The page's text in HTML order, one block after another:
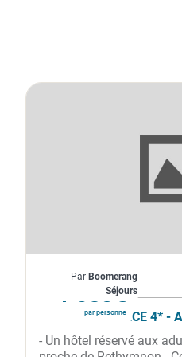
À partir de
1 083€
par personne
Par Boomerang
Séjours
Grèce
IMPERIAL PALACE 4* -
- Un hôtel réservé aux